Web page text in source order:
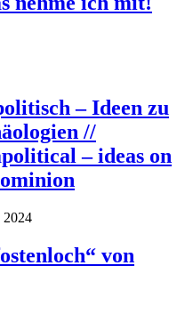
– Ideen zu
//
– ideas on
2024
von